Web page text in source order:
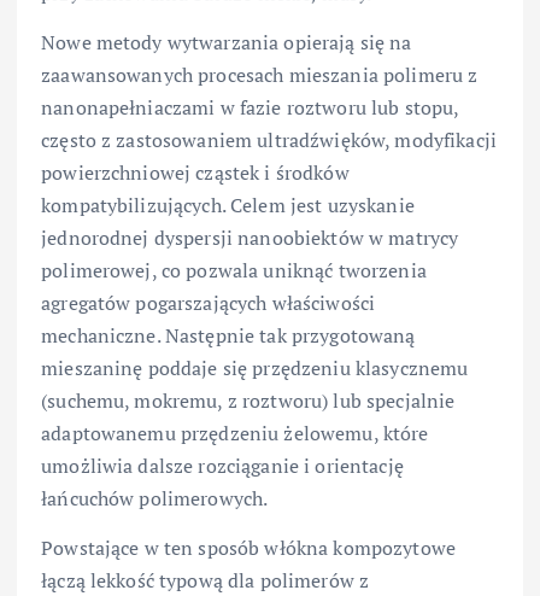
Nowe metody wytwarzania opierają się na
zaawansowanych procesach mieszania polimeru z
nanonapełniaczami w fazie roztworu lub stopu,
często z zastosowaniem ultradźwięków, modyfikacji
powierzchniowej cząstek i środków
kompatybilizujących. Celem jest uzyskanie
jednorodnej dyspersji nanoobiektów w matrycy
polimerowej, co pozwala uniknąć tworzenia
agregatów pogarszających właściwości
mechaniczne. Następnie tak przygotowaną
mieszaninę poddaje się przędzeniu klasycznemu
(suchemu, mokremu, z roztworu) lub specjalnie
adaptowanemu przędzeniu żelowemu, które
umożliwia dalsze rozciąganie i orientację
łańcuchów polimerowych.
Powstające w ten sposób włókna kompozytowe
łączą lekkość typową dla polimerów z